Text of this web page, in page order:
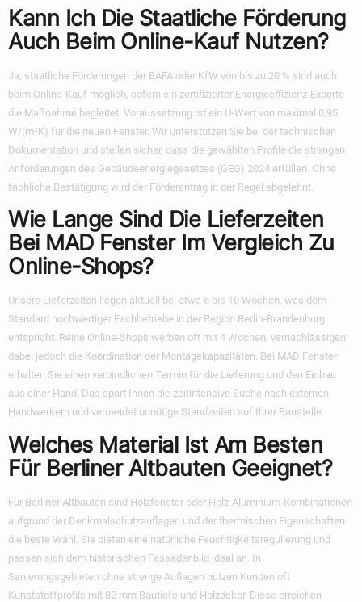
Kann Ich Die Staatliche Förderung
Auch Beim Online-Kauf Nutzen?
Ja, staatliche Förderungen der BAFA oder KfW von bis zu 20 % sind auch
beim Online-Kauf möglich, sofern ein zertifizierter Energieeffizienz-Experte
die Maßnahme begleitet. Voraussetzung ist ein U-Wert von maximal 0,95
W/(m²K) für die neuen Fenster. Wir unterstützen Sie bei der technischen
Dokumentation und stellen sicher, dass die gewählten Profile die strengen
Anforderungen des Gebäudeenergiegesetzes (GEG) 2024 erfüllen. Ohne
fachliche Bestätigung wird der Förderantrag in der Regel abgelehnt.
Wie Lange Sind Die Lieferzeiten
Bei MAD Fenster Im Vergleich Zu
Online-Shops?
Unsere Lieferzeiten liegen aktuell bei etwa 6 bis 10 Wochen, was dem
Standard hochwertiger Fachbetriebe in der Region Berlin-Brandenburg
entspricht. Reine Online-Shops werben oft mit 4 Wochen, vernachlässigen
dabei jedoch die Koordination der Montagekapazitäten. Bei MAD Fenster
erhalten Sie einen verbindlichen Termin für die Lieferung und den Einbau
aus einer Hand. Das spart Ihnen die zeitintensive Suche nach externen
Handwerkern und vermeidet unnötige Standzeiten auf Ihrer Baustelle.
Welches Material Ist Am Besten
Für Berliner Altbauten Geeignet?
Für Berliner Altbauten sind Holzfenster oder Holz-Aluminium-Kombinationen
aufgrund der Denkmalschutzauflagen und der thermischen Eigenschaften
die beste Wahl. Sie bieten eine natürliche Feuchtigkeitsregulierung und
passen sich dem historischen Fassadenbild ideal an. In
Sanierungsgebieten ohne strenge Auflagen nutzen Kunden oft
Kunststoffprofile mit 82 mm Bautiefe und Holzdekor. Diese erreichen